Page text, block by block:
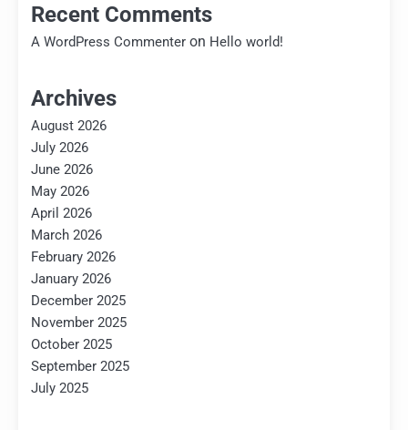
Recent Comments
A WordPress Commenter on Hello world!
Archives
August 2026
July 2026
June 2026
May 2026
April 2026
March 2026
February 2026
January 2026
December 2025
November 2025
October 2025
September 2025
July 2025